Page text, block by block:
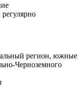
регулярно
регион, южные
Черноземного